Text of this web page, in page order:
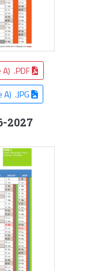
A) .PDF
.JPG
2027